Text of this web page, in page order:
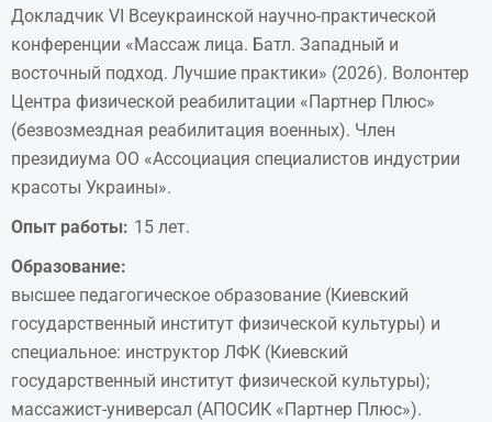
Докладчик VI Всеукраинской научно-практической
конференции «Массаж лица. Батл. Западный и
восточный подход. Лучшие практики» (2026). Волонтер
Центра физической реабилитации «Партнер Плюс»
(безвозмездная реабилитация военных). Член
президиума ОО «Ассоциация специалистов индустрии
красоты Украины».
Опыт работы: 15 лет.
Образование:
высшее педагогическое образование (Киевский
государственный институт физической культуры) и
специальное: инструктор ЛФК (Киевский
государственный институт физической культуры);
массажист-универсал (АПОСИК «Партнер Плюс»).